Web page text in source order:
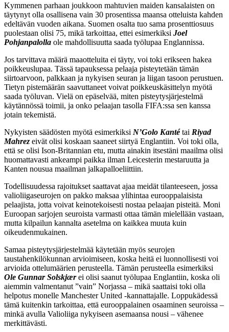
Kymmenen parhaan joukkoon mahtuvien maiden kansalaisten on
täytynyt olla osallisena vain 30 prosentissa maansa otteluista kahden
edeltävän vuoden aikana. Suomen osalta tuo sama prosenttiosuus
puolestaan olisi 75, mikä tarkoittaa, ettei esimerkiksi Joel
Pohjanpalolla ole mahdollisuutta saada työlupaa Englannissa.
Jos tarvittava määrä maaotteluita ei täyty, voi toki erikseen hakea
poikkeuslupaa. Tässä tapauksessa pelaaja pisteytetään tämän
siirtoarvoon, palkkaan ja nykyisen seuran ja liigan tasoon perustuen.
Tietyn pistemäärän saavuttaneet voivat poikkeuskäsittelyn myötä
saada työluvan. Vielä on epäselvää, miten pisteytysjärjestelmä
käytännössä toimii, ja onko pelaajan tasolla FIFA:ssa sen kanssa
jotain tekemistä.
Nykyisten säädösten myötä esimerkiksi N’Golo Kantétai Riyad
Mahrez eivät olisi koskaan saaneet siirtyä Englantiin. Voi toki olla,
että se olisi Ison-Britannian etu, mutta ainakin itsestäni maailma olisi
huomattavasti ankeampi paikka ilman Leicesterin mestaruutta ja
Kanten nousua maailman jalkapalloeliittiin.
Todellisuudessa rajoitukset saattavat ajaa meidät tilanteeseen, jossa
valioliigaseurojen on pakko maksaa ylihintaa eurooppalaisista
pelaajista, jotta voivat keinotekoisesti nostaa pelaajan pisteitä. Moni
Euroopan sarjojen seuroista varmasti ottaa tämän mielellään vastaan,
mutta kilpailun kannalta asetelma on kaikkea muuta kuin
oikeudenmukainen.
Samaa pisteytysjärjestelmää käytetään myös seurojen
taustahenkilökunnan arvioimiseen, koska heitä ei luonnollisesti voi
arvioida ottelumäärien perusteella. Tämän perusteella esimerkiksi
Ole Gunnar Solskjærei olisi saanut työlupaa Englantiin, koska oli
aiemmin valmentanut ”vain” Norjassa – mikä saattaisi toki olla
helpotus monelle Manchester United -kannattajalle. Loppukädessä
tämä kuitenkin tarkoittaa, että eurooppalainen osaaminen seuroissa –
minkä avulla Valioliiga nykyiseen asemaansa nousi – vähenee
merkittävästi.